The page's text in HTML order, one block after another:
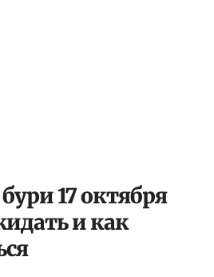
17 октября
и как